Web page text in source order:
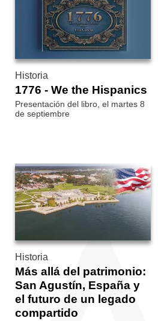
Historia
1776 - We the Hispanics
Presentación del libro, el martes 8
de septiembre
Historia
Más allá del patrimonio:
San Agustín, España y
el futuro de un legado
compartido